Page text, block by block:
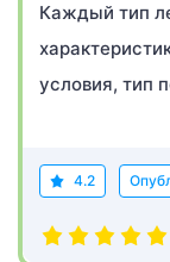
Каждый тип
условия, тип
4.2